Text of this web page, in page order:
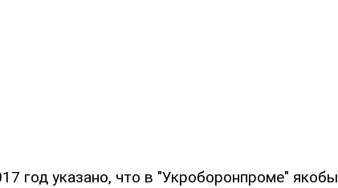
год указано, что в "Укроборонпроме" якобы